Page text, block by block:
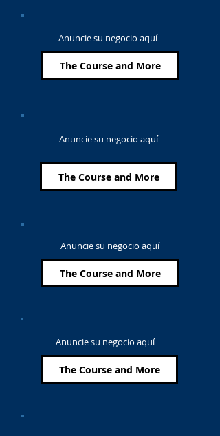
Anuncie su negocio aquí
The Course and More
Anuncie su negocio aquí
The Course and More
Anuncie su negocio aquí
The Course and More
Anuncie su negocio aquí
The Course and More